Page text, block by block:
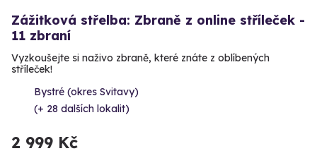
Zážitková střelba: Zbraně z online stříleček -
11 zbraní
Vyzkoušejte si naživo zbraně, které znáte z oblíbených
stříleček!
Bystré (okres Svitavy)
(+ 28 dalších lokalit)
2 999 Kč